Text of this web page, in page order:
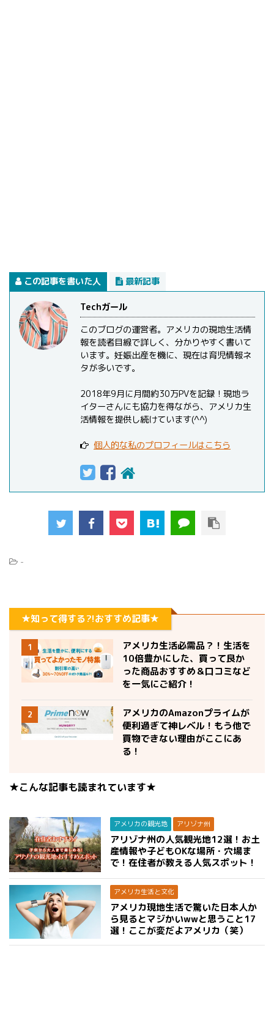
この記事を書いた人 最新記事
Techガール
このブログの運営者。アメリカの現地生活情
報を読者目線で詳しく、分かりやすく書いて
います。妊娠出産を機に、現在は育児情報ネ
タが多いです。
2018年9月に月間約30万PVを記録！現地ラ
イターさんにも協力を得ながら、アメリカ生
活情報を提供し続けています(^^)
個人的な私のプロフィールはこちら
-
★知って得する?!おすすめ記事★
1
アメリカ生活必需品？！生活を
10倍豊かにした、買って良か
った商品おすすめ＆口コミなど
を一気にご紹介！
2
アメリカのAmazonプライムが
便利過ぎて神レベル！もう他で
買物できない理由がここにあ
る！
★こんな記事も読まれています★
アメリカの観光地 アリゾナ州
アリゾナ州の人気観光地12選！お土
産情報や子どもOKな場所・穴場ま
で！在住者が教える人気スポット！
アメリカ生活と文化
アメリカ現地生活で驚いた日本人か
ら見るとマジかいwwと思うこと17
選！ここが変だよアメリカ（笑）